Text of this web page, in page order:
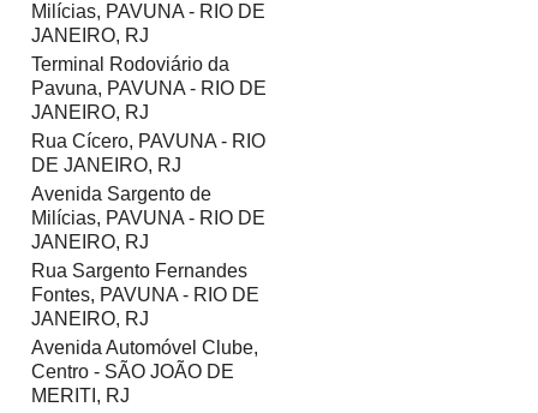
Milícias, PAVUNA - RIO DE
JANEIRO, RJ
Terminal Rodoviário da
Pavuna, PAVUNA - RIO DE
JANEIRO, RJ
Rua Cícero, PAVUNA - RIO
DE JANEIRO, RJ
Avenida Sargento de
Milícias, PAVUNA - RIO DE
JANEIRO, RJ
Rua Sargento Fernandes
Fontes, PAVUNA - RIO DE
JANEIRO, RJ
Avenida Automóvel Clube,
Centro - SÃO JOÃO DE
MERITI, RJ